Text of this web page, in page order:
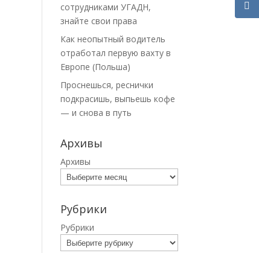
сотрудниками УГАДН,
знайте свои права
Как неопытный водитель
отработал первую вахту в
Европе (Польша)
Проснешься, реснички
подкрасишь, выпьешь кофе
— и снова в путь
Архивы
Архивы
Рубрики
Рубрики